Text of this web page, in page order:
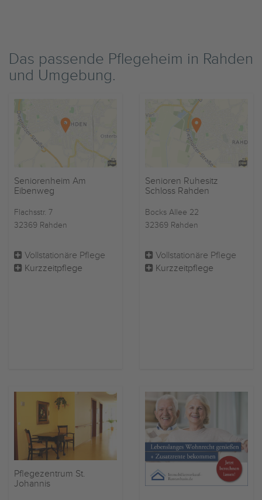
Das passende Pflegeheim in Rahden
und Umgebung.
Seniorenheim Am
Eibenweg
Flachsstr. 7
32369 Rahden
Vollstationäre Pflege
Kurzzeitpflege
Senioren Ruhesitz
Schloss Rahden
Bocks Allee 22
32369 Rahden
Vollstationäre Pflege
Kurzzeitpflege
Pflegezentrum St.
Johannis